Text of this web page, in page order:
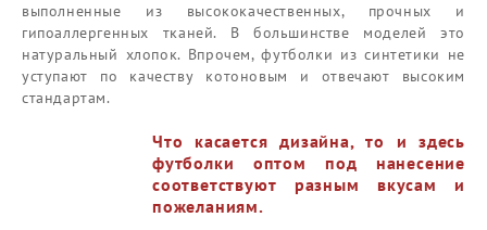
выполненные из высококачественных, прочных и
гипоаллергенных тканей. В большинстве моделей это
натуральный хлопок. Впрочем, футболки из синтетики не
уступают по качеству котоновым и отвечают высоким
стандартам.
Что касается дизайна, то и здесь
футболки оптом под нанесение
соответствуют разным вкусам и
пожеланиям.